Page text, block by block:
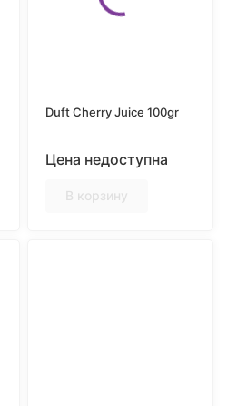
Duft Cherry Juice 100gr
Цена недоступна
В корзину